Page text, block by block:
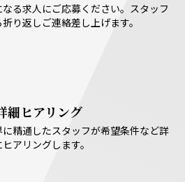
なる求人にご応募ください。スタッフ
り返しご連絡差し上げます。
細ヒアリング
に精通したスタッフが希望条件など詳
アリングします。